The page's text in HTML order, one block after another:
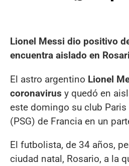
Lionel Messi dio positivo
encuentra aislado en
El astro argentino Lionel
coronavirus y quedó en
este domingo su club Paris
(PSG) de Francia en un
El futbolista, de 34 años,
ciudad natal, Rosario, a la